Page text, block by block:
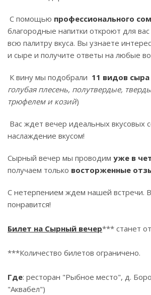
С помощью профессионального
благородные напитки откроют для вас
всю палитру вкуса. Вы узнаете
и сыре и получите ответы на любые
К вину мы подобрали 11 видов сыра
голубая плесень, полутвердые,
трюфелем и козий)
Вас ждет вечер идеальных вкусовых
наслаждение вкусом!
Сырный вечер мы проводим уже в
получаем только восторженные
С нетерпением ждем нашей встречи.
понравится!
Билет на Сырный вечер*** станет
***Количество билетов ограничено.
Где: ресторан "Рыбное место", д.
"Аквабел")